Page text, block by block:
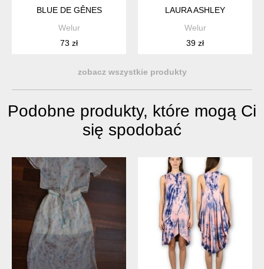
BLUE DE GÊNES
Welur
73 zł
LAURA ASHLEY
Welur
39 zł
zobacz wszystkie produkty
Podobne produkty, które mogą Ci
się spodobać